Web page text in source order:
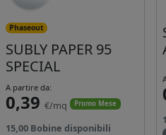
Phaseout
SUBLY PAPER 95
SPECIAL
A partire da:
0,39 €/mq Promo Mese
15,00 Bobine disponibili